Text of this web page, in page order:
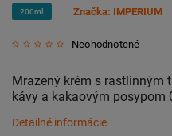
200ml
Neohodnotené
Značka: IMPERIUM
Mrazený krém s rastlinným
kávy a kakaovým posypom
Detailné informácie